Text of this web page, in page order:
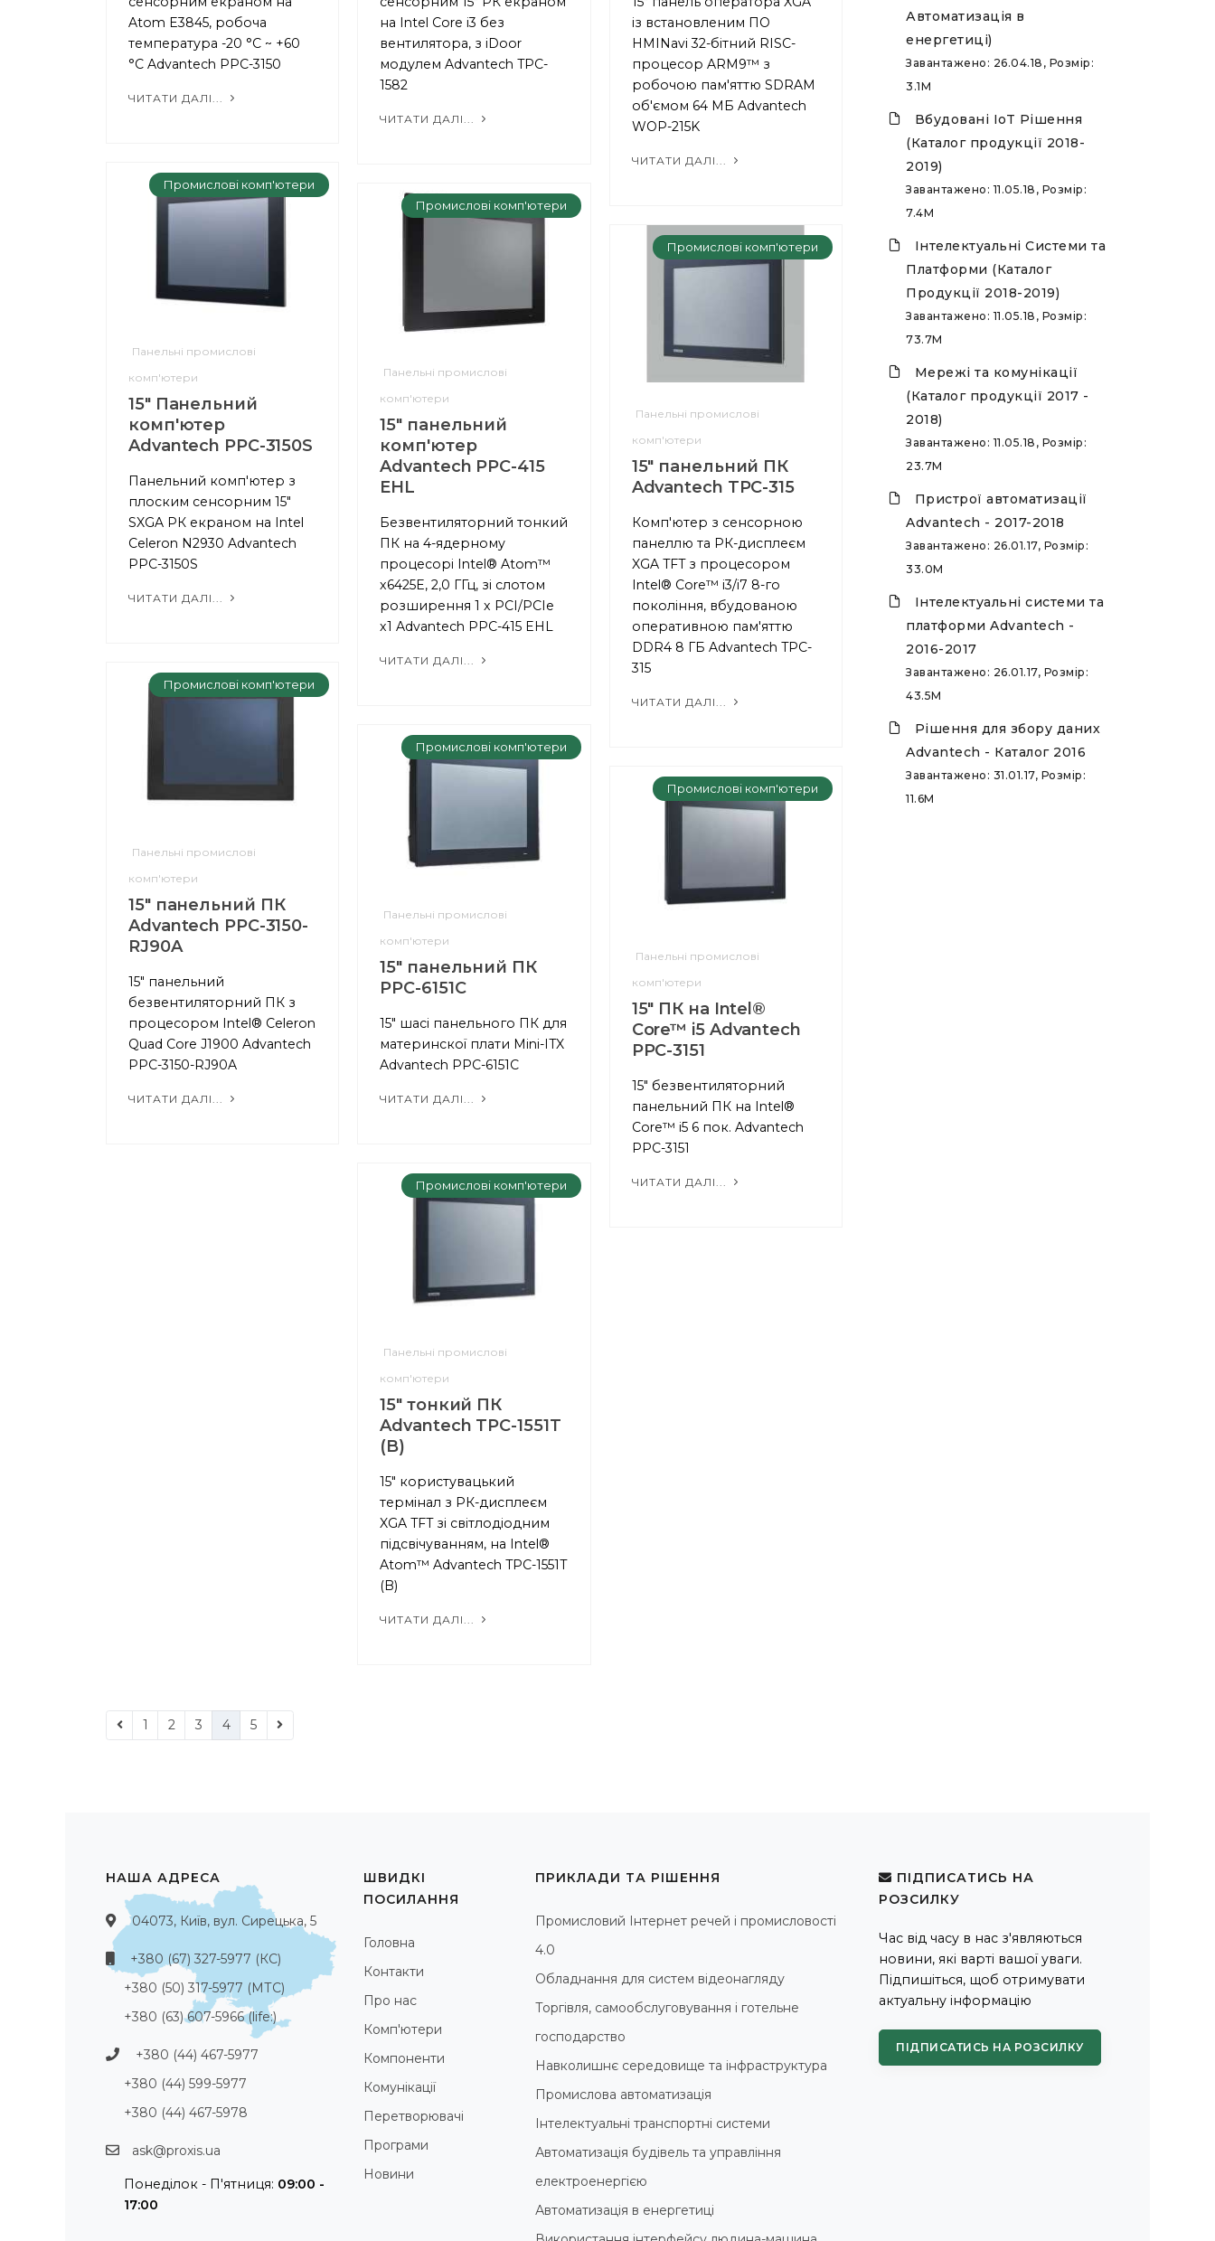
Atom E3845, робоча
температура -20 °C ~ +60
°C Advantech PPC-3150
ЧИТАТИ ДАЛІ...
на Intel Core i3 без
вентилятора, з iDoor
модулем Advantech TPC-
1582
ЧИТАТИ ДАЛІ...
із встановленим ПО
HMINavi 32-бітний RISC-
процесор ARM9™ з
робочою пам'яттю SDRAM
об'ємом 64 МБ Advantech
WOP-215K
ЧИТАТИ ДАЛІ...
Промислові комп'ютери
Панельні промислові
комп'ютери
15" Панельний
комп'ютер
Advantech PPC-3150S
Панельний комп'ютер з
плоским сенсорним 15"
SXGA РК екраном на Intel
Celeron N2930 Advantech
PPC-3150S
ЧИТАТИ ДАЛІ...
Промислові комп'ютери
Панельні промислові
комп'ютери
15" панельний
комп'ютер
Advantech PPC-415
EHL
Безвентиляторний тонкий
ПК на 4-ядерному
процесорі Intel® Atom™
x6425E, 2,0 ГГц, зі слотом
розширення 1 x PCI/PCIe
x1 Advantech PPC-415 EHL
ЧИТАТИ ДАЛІ...
Промислові комп'ютери
Панельні промислові
комп'ютери
15" панельний ПК
Advantech TPC-315
Комп'ютер з сенсорною
панеллю та РК-дисплеєм
XGA TFT з процесором
Intel® Core™ i3/i7 8-го
покоління, вбудованою
оперативною пам'яттю
DDR4 8 ГБ Advantech TPC-
315
ЧИТАТИ ДАЛІ...
Промислові комп'ютери
Панельні промислові
комп'ютери
15" панельний ПК
Advantech PPC-3150-
RJ90A
15" панельний
безвентиляторний ПК з
процесором Intel® Celeron
Quad Core J1900 Advantech
PPC-3150-RJ90A
ЧИТАТИ ДАЛІ...
Промислові комп'ютери
Панельні промислові
комп'ютери
15" панельний ПК
PPC-6151C
15" шасі панельного ПК для
материнскої плати Mini-ITX
Advantech PPC-6151С
ЧИТАТИ ДАЛІ...
Промислові комп'ютери
Панельні промислові
комп'ютери
15" ПК на Intel®
Core™ i5 Advantech
PPC-3151
15" безвентиляторний
панельний ПК на Intel®
Core™ i5 6 пок. Advantech
PPC-3151
ЧИТАТИ ДАЛІ...
Промислові комп'ютери
Панельні промислові
комп'ютери
15" тонкий ПК
Advantech TPC-1551T
(B)
15" користувацький
термінал з РК-дисплеєм
XGA TFT зі світлодіодним
підсвічуванням, на Intel®
Atom™ Advantech TPC-1551T
(B)
ЧИТАТИ ДАЛІ...
1 2 3 4 5
Автоматизація в
енергетиці)
Завантажено: 26.04.18, Розмір:
3.1M
Вбудовані IoT Рішення
(Каталог продукції 2018-
2019)
Завантажено: 11.05.18, Розмір:
7.4M
Інтелектуальні Системи та
Платформи (Каталог
Продукції 2018-2019)
Завантажено: 11.05.18, Розмір:
73.7M
Мережі та комунікації
(Каталог продукції 2017 -
2018)
Завантажено: 11.05.18, Розмір:
23.7M
Пристрої автоматизації
Advantech - 2017-2018
Завантажено: 26.01.17, Розмір:
33.0M
Інтелектуальні системи та
платформи Advantech -
2016-2017
Завантажено: 26.01.17, Розмір:
43.5M
Рішення для збору даних
Advantech - Каталог 2016
Завантажено: 31.01.17, Розмір:
11.6M
НАША АДРЕСА
04073, Київ, вул. Сирецька, 5
+380 (67) 327-5977 (КС)
+380 (50) 317-5977 (МТС)
+380 (63) 607-5966 (life:)
+380 (44) 467-5977
+380 (44) 599-5977
+380 (44) 467-5978
ask@proxis.ua
Понеділок - П'ятниця: 09:00 -
17:00
ШВИДКІ
ПОСИЛАННЯ
Головна
Контакти
Про нас
Комп'ютери
Компоненти
Комунікації
Перетворювачі
Програми
Новини
ПРИКЛАДИ ТА РІШЕННЯ
Промисловий Інтернет речей і промисловості
4.0
Обладнання для систем відеонагляду
Торгівля, самообслуговування і готельне
господарство
Навколишнє середовище та інфраструктура
Промислова автоматизація
Інтелектуальні транспортні системи
Автоматизація будівель та управління
електроенергією
Автоматизація в енергетиці
ПІДПИСАТИСЬ НА
РОЗСИЛКУ
Час від часу в нас з'являються
новини, які варті вашої уваги.
Підпишіться, щоб отримувати
актуальну інформацію
ПІДПИСАТИСЬ НА РОЗСИЛКУ